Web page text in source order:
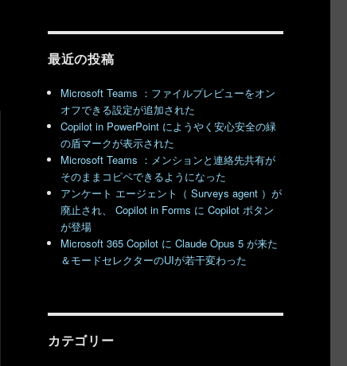
最近の投稿
Microsoft Teams ：ファイルプレビューをオン
オフできる設定が追加された
Copilot in PowerPoint にようやく安心安全の緑
の盾マークが表示された
Microsoft Teams ：メンションと連絡先共有が
そのままコピペできるようになった
アンケート エージェント（ Surveys agent ）が
廃止され、 Copilot in Forms に Copilot ボタン
が登場
Microsoft 365 Copilot に Claude Opus 5 が来た
＆モードセレクターのUIが若干変わった
カテゴリー